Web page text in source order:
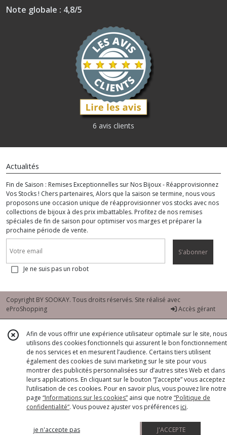
Note globale : 4,8/5
6 avis clients
Actualités
Fin de Saison : Remises Exceptionnelles sur Nos Bijoux - Réapprovisionnez
Vos Stocks ! Chers partenaires, Alors que la saison se termine, nous vous
proposons une occasion unique de réapprovisionner vos stocks avec nos
collections de bijoux à des prix imbattables. Profitez de nos remises
spéciales de fin de saison pour optimiser vos marges et préparer la
prochaine période de vente.
S'abonner
Je ne suis pas un robot
Copyright BY SOOKAY. Tous droits réservés. Site réalisé avec
eProShopping
Accès gérant
Afin de vous offrir une expérience utilisateur optimale sur le site, nous
utilisons des cookies fonctionnels qui assurent le bon fonctionnement
de nos services et en mesurent l’audience. Certains tiers utilisent
également des cookies de suivi marketing sur le site pour vous
montrer des publicités personnalisées sur d’autres sites Web et dans
leurs applications. En cliquant sur le bouton “J’accepte” vous acceptez
l’utilisation de ces cookies. Pour en savoir plus, vous pouvez lire notre
page “Informations sur les cookies” ainsi que notre “Politique de
confidentialité“. Vous pouvez ajuster vos préférences ici.
je n'accepte pas J'ACCEPTE